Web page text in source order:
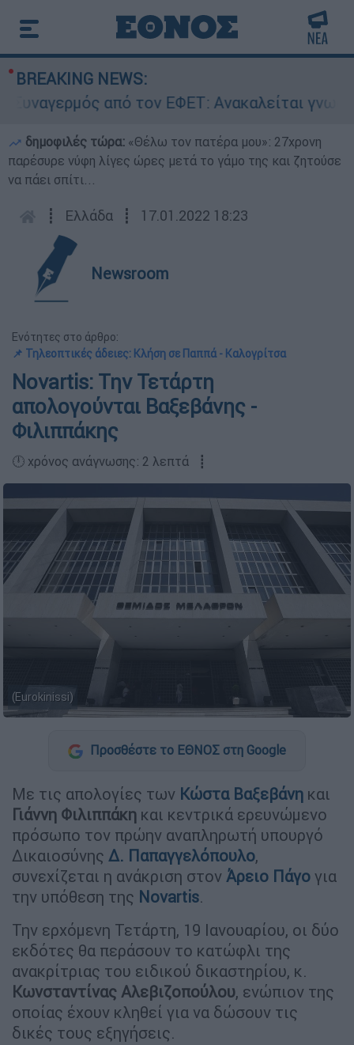
BREAKING NEWS:
από τον ΕΦΕΤ: Ανακαλείται γνωστή
δημοφιλές τώρα: «Θέλω τον πατέρα μου»: 27χρονη
παρέσυρε νύφη λίγες ώρες μετά το γάμο της και ζητούσε
να πάει σπίτι...
┋ Ελλάδα ┋ 17.01.2022 18:23
Newsroom
Ενότητες στο άρθρο:
📌 Τηλεοπτικές άδειες: Κλήση σε Παππά - Καλογρίτσα
Novartis: Την Τετάρτη
απολογούνται Βαξεβάνης -
Φιλιππάκης
🕛 χρόνος ανάγνωσης: 2 λεπτά ┋
(Eurokinissi)
Προσθέστε το ΕΘΝΟΣ στη Google
Με τις απολογίες των Κώστα Βαξεβάνη και
Γιάννη Φιλιππάκη και κεντρικά ερευνώμενο
πρόσωπο τον πρώην αναπληρωτή υπουργό
Δικαιοσύνης Δ. Παπαγγελόπουλο,
συνεχίζεται η ανάκριση στον Άρειο Πάγο για
την υπόθεση της Novartis.
Την ερχόμενη Τετάρτη, 19 Ιανουαρίου, οι δύο
εκδότες θα περάσουν το κατώφλι της
ανακρίτριας του ειδικού δικαστηρίου, κ.
Κωνσταντίνας Αλεβιζοπούλου, ενώπιον της
οποίας έχουν κληθεί για να δώσουν τις
δικές τους εξηγήσεις.